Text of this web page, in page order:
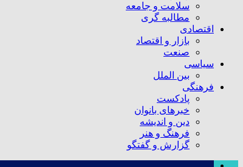
سلامت و جامعه
مطالبه گری
اقتصادی
بازار و اقتصاد
صنعت
سیاسی
بین الملل
فرهنگی
پادکست
خبرهای بانوان
دین و اندیشه
فرهنگ و هنر
گزارش و گفتگو